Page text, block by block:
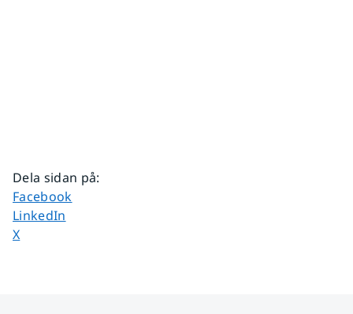
Dela sidan på:
Dela sidan på
Facebook
Dela sidan på
LinkedIn
Dela sidan på
X